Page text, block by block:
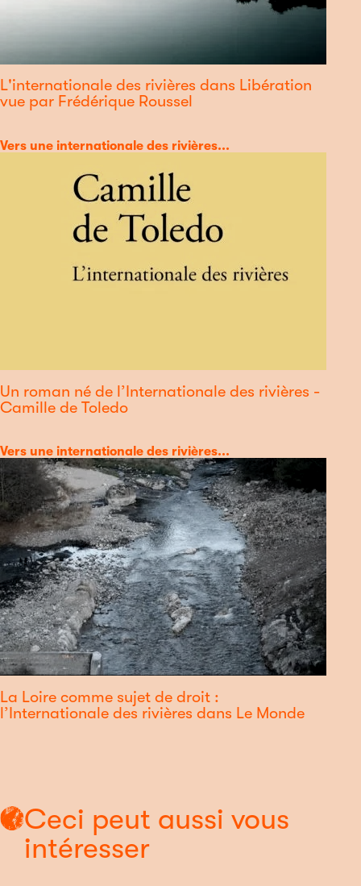
L'internationale des rivières dans Libération
vue par Frédérique Roussel
Catégorie
Vers une internationale des rivières...
Un roman né de l’Internationale des rivières -
Camille de Toledo
Catégorie
Vers une internationale des rivières...
La Loire comme sujet de droit :
l’Internationale des rivières dans Le Monde
Ceci peut aussi vous
intéresser